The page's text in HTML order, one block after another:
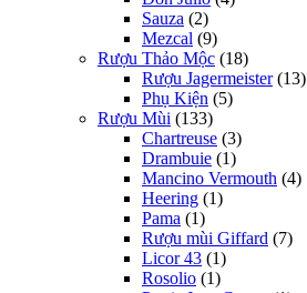
Sauza (2)
Mezcal (9)
Rượu Thảo Mộc (18)
Rượu Jagermeister (13)
Phụ Kiện (5)
Rượu Mùi (133)
Chartreuse (3)
Drambuie (1)
Mancino Vermouth (4)
Heering (1)
Pama (1)
Rượu mùi Giffard (7)
Licor 43 (1)
Rosolio (1)